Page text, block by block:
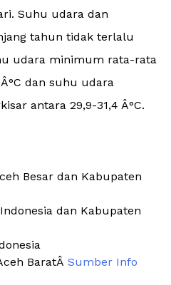
Suhu udara dan
tahun tidak terlalu
udara minimum rata-rata
dan suhu udara
antara 29,9-31,4 Â°C.
Besar dan Kabupaten
dan Kabupaten
BaratÂ Sumber Info